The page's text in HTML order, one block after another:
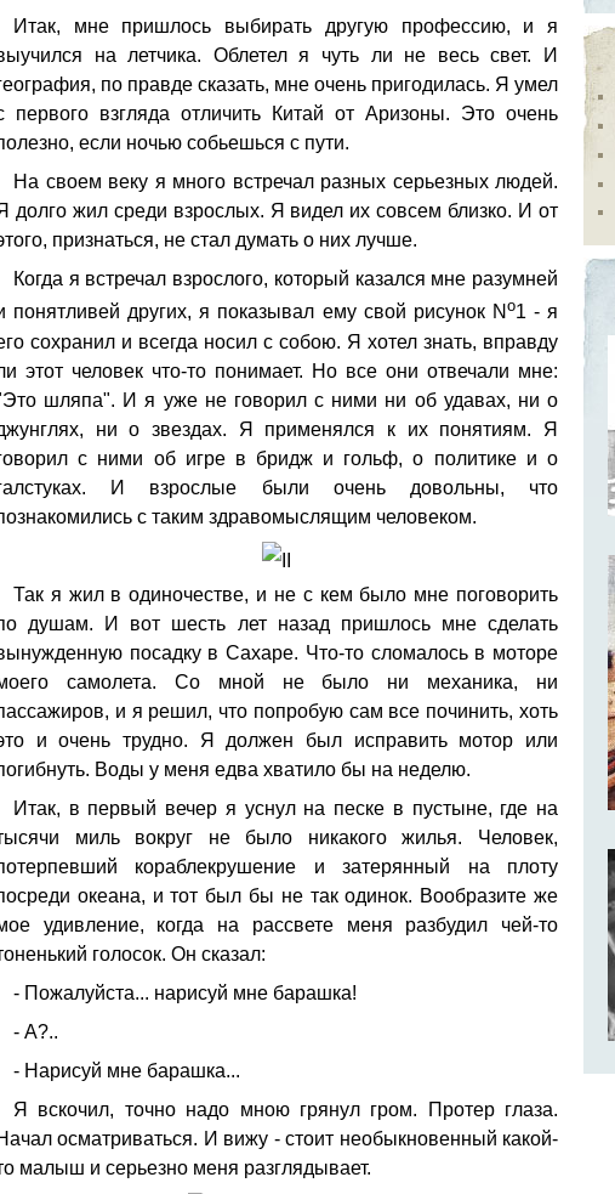
Итак, мне пришлось выбирать другую профессию, и я
на летчика. Облетел я чуть ли не весь свет. И
по правде сказать, мне очень пригодилась. Я умел
первого взгляда отличить Китай от Аризоны. Это очень
если ночью собьешься с пути.
На своем веку я много встречал разных серьезных людей.
долго жил среди взрослых. Я видел их совсем близко. И от
признаться, не стал думать о них лучше.
Когда я встречал взрослого, который казался мне разумней
понятливей других, я показывал ему свой рисунок N o1 - я
сохранил и всегда носил с собою. Я хотел знать, вправду
этот человек что-то понимает. Но все они отвечали мне:
шляпа". И я уже не говорил с ними ни об удавах, ни о
ни о звездах. Я применялся к их понятиям. Я
с ними об игре в бридж и гольф, о политике и о
И взрослые были очень довольны, что
с таким здравомыслящим человеком.
Так я жил в одиночестве, и не с кем было мне поговорить
душам. И вот шесть лет назад пришлось мне сделать
посадку в Сахаре. Что-то сломалось в моторе
самолета. Со мной не было ни механика, ни
и я решил, что попробую сам все починить, хоть
и очень трудно. Я должен был исправить мотор или
Воды у меня едва хватило бы на неделю.
Итак, в первый вечер я уснул на песке в пустыне, где на
миль вокруг не было никакого жилья. Человек,
кораблекрушение и затерянный на плоту
океана, и тот был бы не так одинок. Вообразите же
удивление, когда на рассвете меня разбудил чей-то
голосок. Он сказал:
- Пожалуйста... нарисуй мне барашка!
- А?..
- Нарисуй мне барашка...
Я вскочил, точно надо мною грянул гром. Протер глаза.
осматриваться. И вижу - стоит необыкновенный какой-
малыш и серьезно меня разглядывает.